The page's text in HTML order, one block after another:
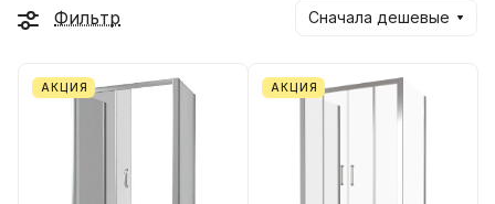
Фильтр Сначала дешевые
АКЦИЯ АКЦИЯ